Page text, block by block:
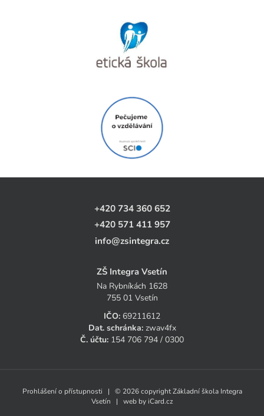
+420 734 360 652
+420 571 411 957
info@zsintegra.cz
ZŠ Integra Vsetín
Na Rybníkách 1628
755 01 Vsetín
IČO: 69211612
Dat. schránka: zwav4fx
Č. účtu: 154 706 794 / 0300
Prohlášení o přístupnosti | © 2026 copyright Základní škola Integra
Vsetín | web by iCard.cz